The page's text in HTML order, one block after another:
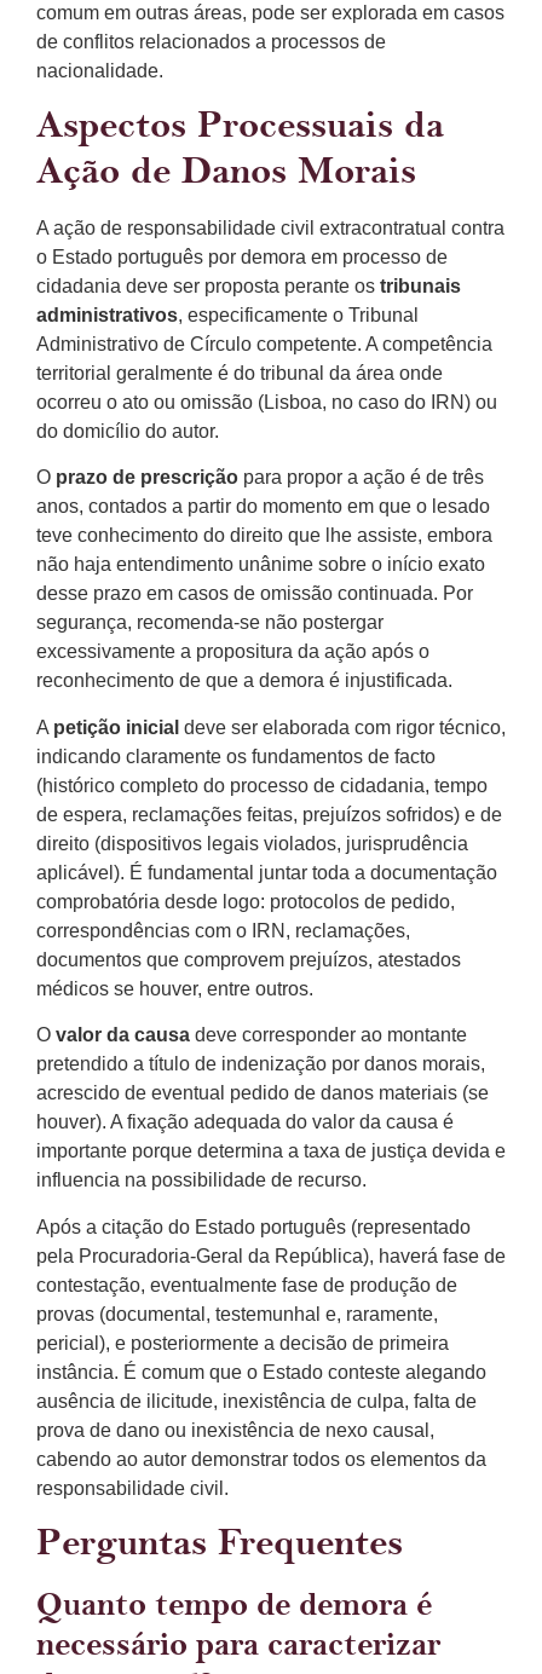
comum em outras áreas, pode ser explorada em casos
de conflitos relacionados a processos de
nacionalidade.
Aspectos Processuais da
Ação de Danos Morais
A ação de responsabilidade civil extracontratual contra
o Estado português por demora em processo de
cidadania deve ser proposta perante os tribunais
administrativos, especificamente o Tribunal
Administrativo de Círculo competente. A competência
territorial geralmente é do tribunal da área onde
ocorreu o ato ou omissão (Lisboa, no caso do IRN) ou
do domicílio do autor.
O prazo de prescrição para propor a ação é de três
anos, contados a partir do momento em que o lesado
teve conhecimento do direito que lhe assiste, embora
não haja entendimento unânime sobre o início exato
desse prazo em casos de omissão continuada. Por
segurança, recomenda-se não postergar
excessivamente a propositura da ação após o
reconhecimento de que a demora é injustificada.
A petição inicial deve ser elaborada com rigor técnico,
indicando claramente os fundamentos de facto
(histórico completo do processo de cidadania, tempo
de espera, reclamações feitas, prejuízos sofridos) e de
direito (dispositivos legais violados, jurisprudência
aplicável). É fundamental juntar toda a documentação
comprobatória desde logo: protocolos de pedido,
correspondências com o IRN, reclamações,
documentos que comprovem prejuízos, atestados
médicos se houver, entre outros.
O valor da causa deve corresponder ao montante
pretendido a título de indenização por danos morais,
acrescido de eventual pedido de danos materiais (se
houver). A fixação adequada do valor da causa é
importante porque determina a taxa de justiça devida e
influencia na possibilidade de recurso.
Após a citação do Estado português (representado
pela Procuradoria-Geral da República), haverá fase de
contestação, eventualmente fase de produção de
provas (documental, testemunhal e, raramente,
pericial), e posteriormente a decisão de primeira
instância. É comum que o Estado conteste alegando
ausência de ilicitude, inexistência de culpa, falta de
prova de dano ou inexistência de nexo causal,
cabendo ao autor demonstrar todos os elementos da
responsabilidade civil.
Perguntas Frequentes
Quanto tempo de demora é
necessário para caracterizar